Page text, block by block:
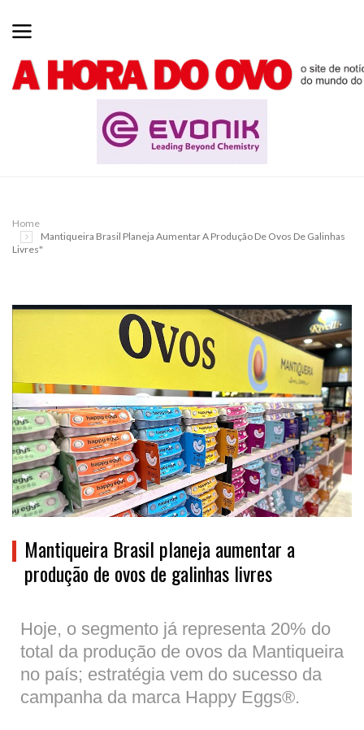
Home
Mantiqueira Brasil Planeja Aumentar A Produção De Ovos De Galinhas
Livres"
Mantiqueira Brasil planeja aumentar a
produção de ovos de galinhas livres
Hoje, o segmento já representa 20% do
total da produção de ovos da Mantiqueira
no país; estratégia vem do sucesso da
campanha da marca Happy Eggs®.